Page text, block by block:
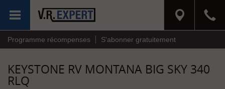
MENU
Programme récompenses S'abonner gratuitement
KEYSTONE RV MONTANA BIG SKY 340
RLQ